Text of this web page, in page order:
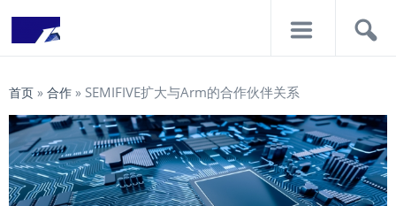
首页 » 合作 » SEMIFIVE扩大与Arm的合作伙伴关系